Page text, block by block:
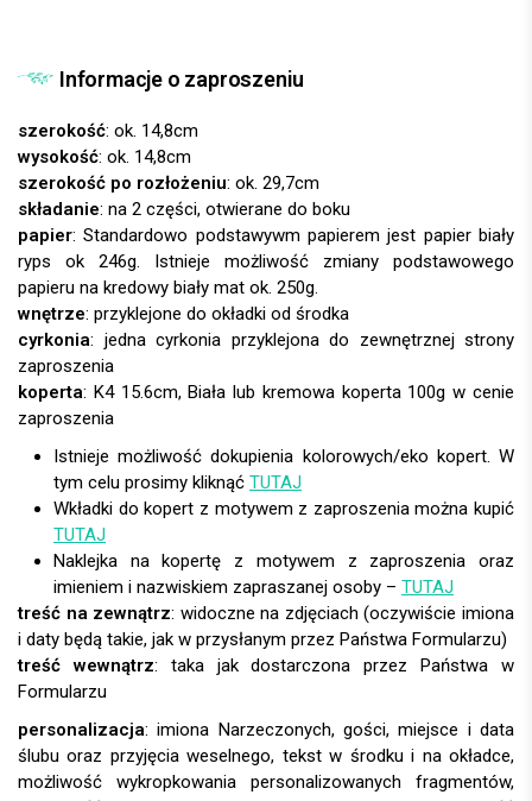
Informacje o zaproszeniu
szerokość: ok. 14,8cm
wysokość: ok. 14,8cm
szerokość po rozłożeniu: ok. 29,7cm
składanie: na 2 części, otwierane do boku
papier:
wnętrze: przyklejone do okładki od środka
cyrkonia: jedna cyrkonia przyklejona do zewnętrznej strony
zaproszenia
koperta:
Istnieje możliwość dokupienia kolorowych/eko kopert. W
tym celu prosimy kliknąć TUTAJ
Wkładki do kopert z motywem z zaproszenia można kupić
TUTAJ
Naklejka na kopertę z motywem z zaproszenia oraz
imieniem i nazwiskiem zapraszanej osoby – TUTAJ
treść na zewnątrz: widoczne na zdjęciach (oczywiście imiona
i daty będą takie, jak w przysłanym przez Państwa Formularzu)
treść wewnątrz: taka jak dostarczona przez Państwa w
Formularzu
personalizacja: